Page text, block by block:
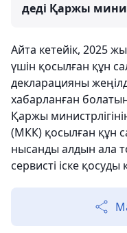
деді Қаржы
Айта кетейік, 2025
үшін қосылған құн
декларацияны
хабарланған
Қаржы
(МКК) қосылған құн
нысанды алдын ала
сервисті іске